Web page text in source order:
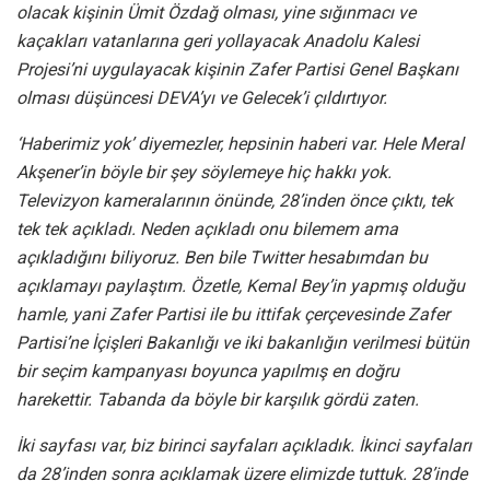
olacak kişinin Ümit Özdağ olması, yine sığınmacı ve
kaçakları vatanlarına geri yollayacak Anadolu Kalesi
Projesi’ni uygulayacak kişinin Zafer Partisi Genel Başkanı
olması düşüncesi DEVA’yı ve Gelecek’i çıldırtıyor.
‘Haberimiz yok’ diyemezler, hepsinin haberi var. Hele Meral
Akşener’in böyle bir şey söylemeye hiç hakkı yok.
Televizyon kameralarının önünde, 28’inden önce çıktı, tek
tek tek açıkladı. Neden açıkladı onu bilemem ama
açıkladığını biliyoruz. Ben bile Twitter hesabımdan bu
açıklamayı paylaştım. Özetle, Kemal Bey’in yapmış olduğu
hamle, yani Zafer Partisi ile bu ittifak çerçevesinde Zafer
Partisi’ne İçişleri Bakanlığı ve iki bakanlığın verilmesi bütün
bir seçim kampanyası boyunca yapılmış en doğru
harekettir. Tabanda da böyle bir karşılık gördü zaten.
İki sayfası var, biz birinci sayfaları açıkladık. İkinci sayfaları
da 28’inden sonra açıklamak üzere elimizde tuttuk. 28’inde